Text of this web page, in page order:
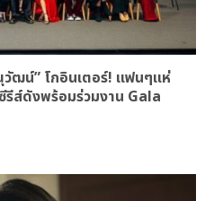
น์” โกอินเตอร์! แฟนๆแห่
ส์ดังพร้อมร่วมงาน Gala